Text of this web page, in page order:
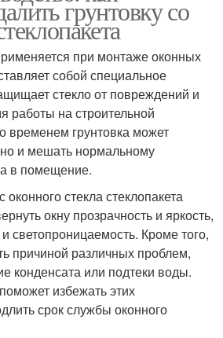
грунтовку со
при монтаже оконных
собой специальное
стекло от повреждений и
работы на строительной
временем грунтовка может
и мешать нормальному
в помещение.
оконного стекла стеклопакета
окну прозрачность и яркость,
светопроницаемость. Кроме того,
причиной различных проблем,
конденсата или подтеки воды.
избежать этих
срок службы оконного